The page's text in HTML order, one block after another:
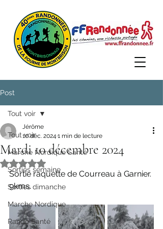
Post
Tout voir
Marche Nordique Santé
Sorties semaine
Sorties dimanche
Marche Nordique
Rando Santé
Tout voir
Mardi 10 décembre 2024
Jérôme
10 déc. 2024 1 min de lecture
Noté NaN étoiles sur 5.
Sortie raquette de Courreau à Garnier.
9kms.